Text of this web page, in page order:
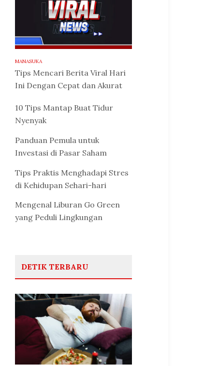
MANASUKA
Tips Mencari Berita Viral Hari
Ini Dengan Cepat dan Akurat
10 Tips Mantap Buat Tidur
Nyenyak
Panduan Pemula untuk
Investasi di Pasar Saham
Tips Praktis Menghadapi Stres
di Kehidupan Sehari-hari
Mengenal Liburan Go Green
yang Peduli Lingkungan
DETIK TERBARU